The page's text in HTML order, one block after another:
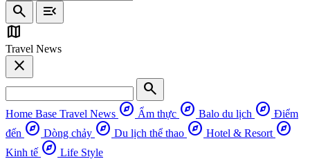
search
menu_open
map
Travel News
close
search
Home Base Travel News explore Ẩm thực explore Balo du lịch explore Điểm
đến explore Dòng chảy explore Du lịch thể thao explore Hotel & Resort explore
Kinh tế explore Life Style